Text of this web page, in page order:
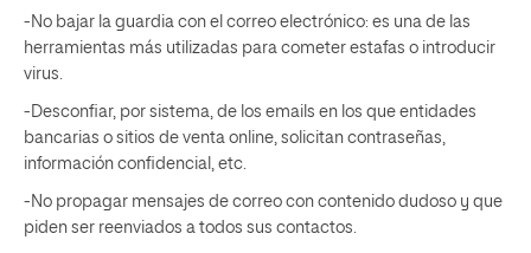
-No bajar la guardia con el correo electrónico: es una de las
herramientas más utilizadas para cometer estafas o introducir
virus.
-Desconfiar, por sistema, de los emails en los que entidades
bancarias o sitios de venta online, solicitan contraseñas,
información confidencial, etc.
-No propagar mensajes de correo con contenido dudoso y que
piden ser reenviados a todos sus contactos.